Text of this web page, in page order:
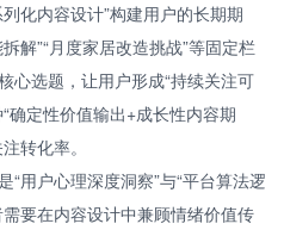
化内容设计”构建用户的长期期
解”“月度家居改造挑战”等固定栏
心选题，让用户形成“持续关注可
确定性价值输出+成长性内容期
转化率。
“用户心理深度洞察”与“平台算法逻
要在内容设计中兼顾情绪价值传